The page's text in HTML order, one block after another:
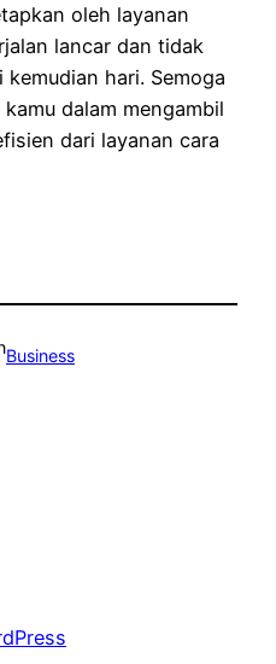
oleh layanan
lancar dan tidak
hari. Semoga
dalam mengambil
dari layanan cara
Business